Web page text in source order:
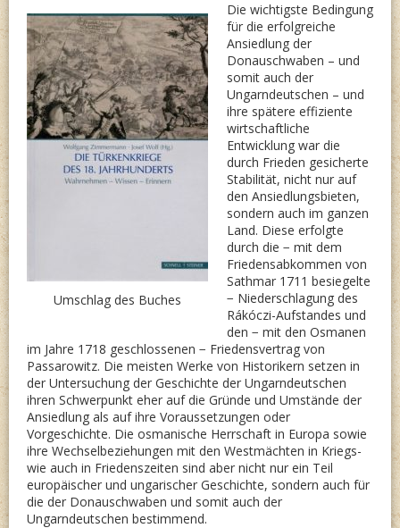
Umschlag des Buches
Die wichtigste Bedingung
für die erfolgreiche
Ansiedlung der
Donauschwaben – und
somit auch der
Ungarndeutschen – und
ihre spätere effiziente
wirtschaftliche
Entwicklung war die
durch Frieden gesicherte
Stabilität, nicht nur auf
den Ansiedlungsbieten,
sondern auch im ganzen
Land. Diese erfolgte
durch die − mit dem
Friedensabkommen von
Sathmar 1711 besiegelte
− Niederschlagung des
Rákóczi-Aufstandes und
den − mit den Osmanen
im Jahre 1718 geschlossenen − Friedensvertrag von
Passarowitz. Die meisten Werke von Historikern setzen in
der Untersuchung der Geschichte der Ungarndeutschen
ihren Schwerpunkt eher auf die Gründe und Umstände der
Ansiedlung als auf ihre Voraussetzungen oder
Vorgeschichte. Die osmanische Herrschaft in Europa sowie
ihre Wechselbeziehungen mit den Westmächten in Kriegs-
wie auch in Friedenszeiten sind aber nicht nur ein Teil
europäischer und ungarischer Geschichte, sondern auch für
die der Donauschwaben und somit auch der
Ungarndeutschen bestimmend.